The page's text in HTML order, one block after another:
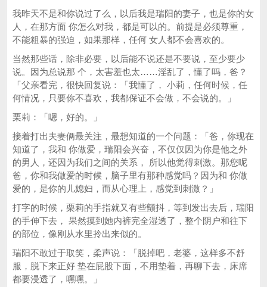
我昨天不是和你说过了么，以后我是瑞阳的妻子，也是你的女
人，在那方面 你怎么对我，都是可以的。前提是必须尊重，
不能粗暴的强迫，如果那样，任何 女人都不会喜欢的。
当然那些话，除非必要，以后能不说还是不要说，至少要少
说。因为总说那 个，太害羞也太……淫乱了，懂了吗，爸？
「父亲看完，很快回复说：「我懂了， 小莉，任何时候，任
何情况，只要你不喜欢，我都保证不会做，不会说的。」
栗莉：「嗯，好的。」
接着打出夫妻俩最关注，最想知道的一个问题：「爸，你现在
知道了，我和 你做爱，瑞阳会兴奋，不仅仅因为你是他之外
的男人，还因为我们之间的关系， 所以他觉得刺激。那您呢
爸，你和我做爱的时候，脑子里有那种感觉吗？因为和 你做
爱的，是你的儿媳妇，而从心理上，感觉到刺激？」
打字的时候，栗莉的手指就又有些颤抖，等到发出去后，瑞阳
的手伸下去， 果然摸到她内裤完全湿透了，整个阴户和往下
的部位，像刚从水里拎出来似的。
瑞阳不敢过于取笑，柔声说：「脱掉吧，老婆，这样多不舒
服，脱下来正好 垫在屁股下面，不用垫着，再聊下去，床席
都要浸透了，嘿嘿。」